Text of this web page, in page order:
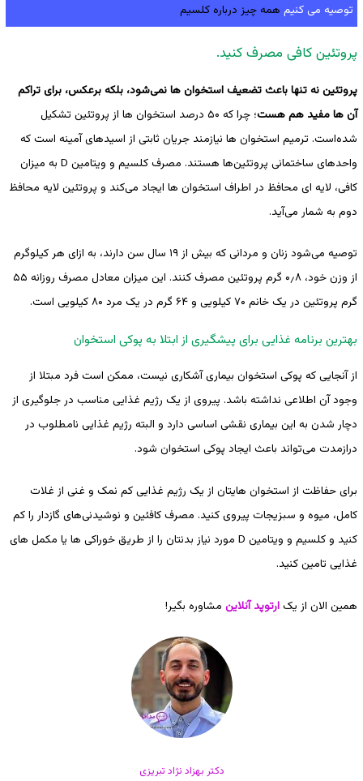
توصیه می کنیم همه چیز درباره کلسیم
پروتئین کافی مصرف کنید.
پروتئین نه تنها باعث تضعیف استخوان ها نمی‌شود، بلکه برعکس، برای تراکم
آن ها مفید هم هست
؛ چرا که ۵۰ درصد استخوان ها از پروتئین تشکیل
‌شده‌است. ترمیم استخوان ها نیازمند جریان ثابتی از اسیدهای آمینه است که
واحدهای ساختمانی پروتئین‌ها هستند. مصرف کلسیم و ویتامین D به میزان
کافی، لایه ای محافظ در اطراف استخوان ها ایجاد می‌کند و پروتئین لایه محافظ
دوم به شمار می‌آید.
توصیه می‌شود زنان و مردانی که بیش از ۱۹ سال سن دارند، به ازای هر کیلوگرم
از وزن خود، ۰٫۸ گرم پروتئین مصرف کنند. این میزان معادل مصرف روزانه ۵۵
گرم پروتئین در یک خانم ۷۰ کیلویی و ۶۴ گرم در یک مرد ۸۰ کیلویی است.
بهترین برنامه غذایی برای پیشگیری از ابتلا به پوکی استخوان
از آنجایی که پوکی استخوان بیماری آشکاری نیست، ممکن است فرد مبتلا از
وجود آن اطلاعی نداشته باشد. پیروی از یک رژیم غذایی مناسب در جلوگیری از
دچار شدن به این بیماری نقشی اساسی دارد و البته رژیم غذایی نامطلوب در
درازمدت می‌تواند باعث ایجاد پوکی استخوان شود.
برای حفاظت از استخوان هایتان از یک رژیم غذایی کم نمک و غنی از غلات
کامل، میوه و سبزیجات پیروی کنید. مصرف کافئین و نوشیدنی‌های گازدار را کم
کنید و کلسیم و ویتامین D مورد نیاز بدنتان را از طریق خوراکی ها یا مکمل های
غذایی تامین کنید.
همین الان از یکارتوپد آنلاین مشاوره بگیر!
دکتر بهزاد نژاد تبریزی